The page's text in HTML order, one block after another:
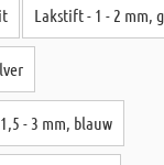
Lakstift - 1 - 2 mm,
- 3 mm, blauw